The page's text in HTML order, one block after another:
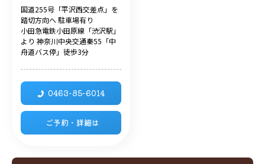
国道255号「平沢西交差点」を
踏切方向へ 駐車場有り
小田急電鉄小田原線「渋沢駅」
より 神奈川中央交通秦55「中
舟道バス停」徒歩3分
0463-85-6014
ご予約・詳細は